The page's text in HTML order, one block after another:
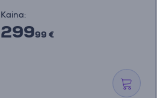
Kaina:
29999 €